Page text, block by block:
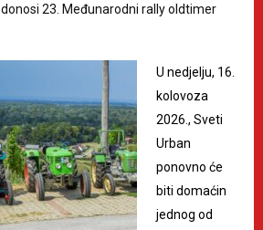
donosi 23. Međunarodni rally oldtimer
U nedjelju, 16.
kolovoza
2026., Sveti
Urban
ponovno će
biti domaćin
jednog od